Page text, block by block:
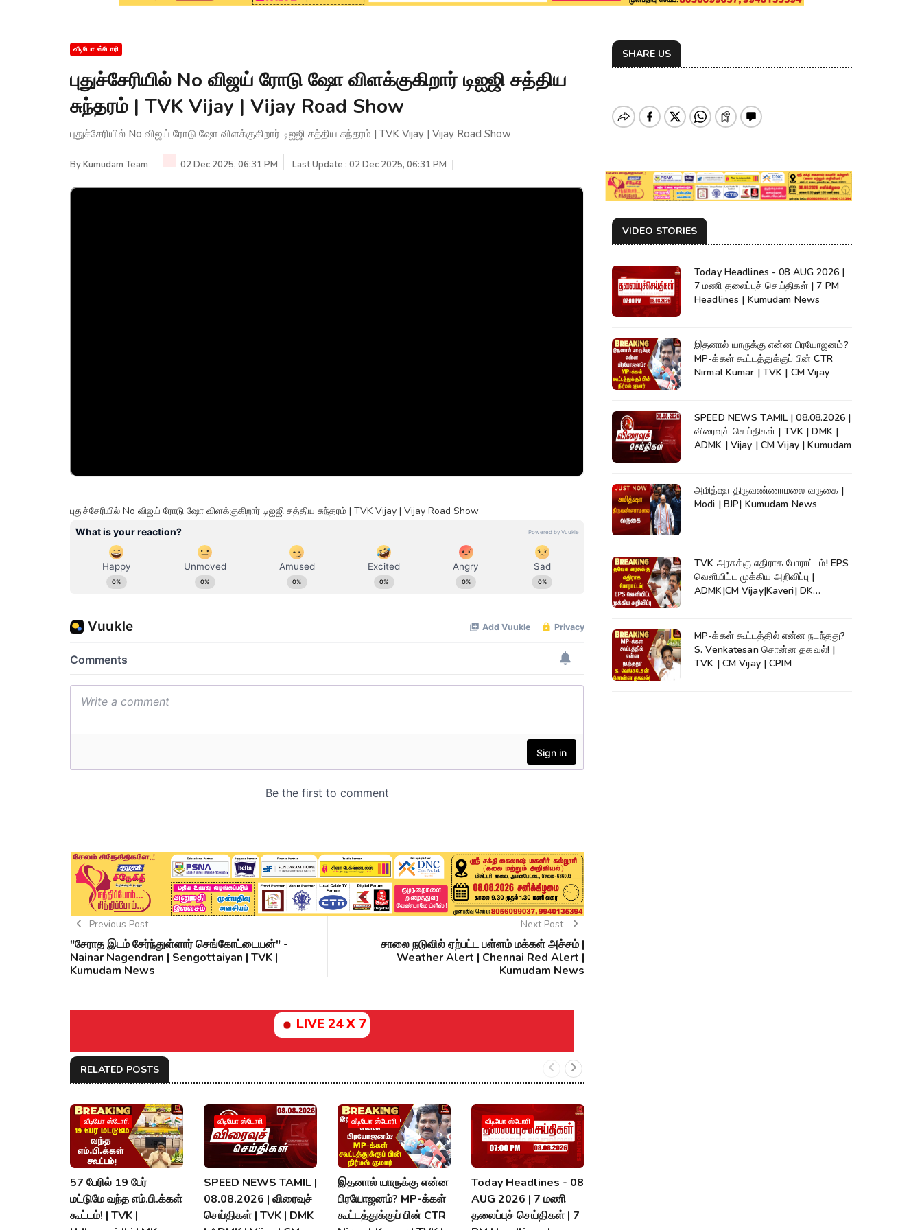
வீடியோ ஸ்டோரி
புதுச்சேரியில் No விஜய் ரோடு ஷோ விளக்குகிறார் டிஐஜி சத்திய
சுந்தரம் | TVK Vijay | Vijay Road Show
புதுச்சேரியில் No விஜய் ரோடு ஷோ விளக்குகிறார் டிஐஜி சத்திய சுந்தரம் | TVK Vijay | Vijay Road Show
ByKumudam Team 02 Dec 2025, 06:31 PM Last Update : 02 Dec 2025, 06:31 PM
புதுச்சேரியில் No விஜய் ரோடு ஷோ விளக்குகிறார் டிஐஜி சத்திய சுந்தரம் | TVK Vijay | Vijay Road Show
Previous Post
"சேராத இடம் சேர்ந்துள்ளார் செங்கோட்டையன்" -
Nainar Nagendran | Sengottaiyan | TVK |
Kumudam News
Next Post
சாலை நடுவில் ஏற்பட்ட பள்ளம் மக்கள் அச்சம் |
Weather Alert | Chennai Red Alert |
Kumudam News
LIVE 24 X 7
RELATED POSTS
வீடியோ ஸ்டோரி
57 பேரில் 19 பேர்
மட்டுமே வந்த எம்.பி.க்கள்
கூட்டம்! | TVK |
வீடியோ ஸ்டோரி
SPEED NEWS TAMIL |
08.08.2026 | விரைவுச்
செய்திகள் | TVK | DMK
வீடியோ ஸ்டோரி
இதனால் யாருக்கு என்ன
பிரயோஜனம்? MP-க்கள்
கூட்டத்துக்குப் பின் CTR
வீடியோ ஸ்டோரி
Today Headlines - 08
AUG 2026 | 7 மணி
தலைப்புச் செய்திகள் | 7
SHARE US
VIDEO STORIES
Today Headlines - 08 AUG 2026 |
7 மணி தலைப்புச் செய்திகள் | 7 PM
Headlines | Kumudam News
இதனால் யாருக்கு என்ன பிரயோஜனம்?
MP-க்கள் கூட்டத்துக்குப் பின் CTR
Nirmal Kumar | TVK | CM Vijay
SPEED NEWS TAMIL | 08.08.2026 |
விரைவுச் செய்திகள் | TVK | DMK |
ADMK | Vijay | CM Vijay | Kumudam
அமித்ஷா திருவண்ணாமலை வருகை |
Modi | BJP| Kumudam News
TVK அரசுக்கு எதிராக போராட்டம்! EPS
வெளியிட்ட முக்கிய அறிவிப்பு |
ADMK|CM Vijay|Kaveri| DK
MP-க்கள் கூட்டத்தில் என்ன நடந்தது?
S. Venkatesan சொன்ன தகவல்! |
TVK | CM Vijay | CPIM